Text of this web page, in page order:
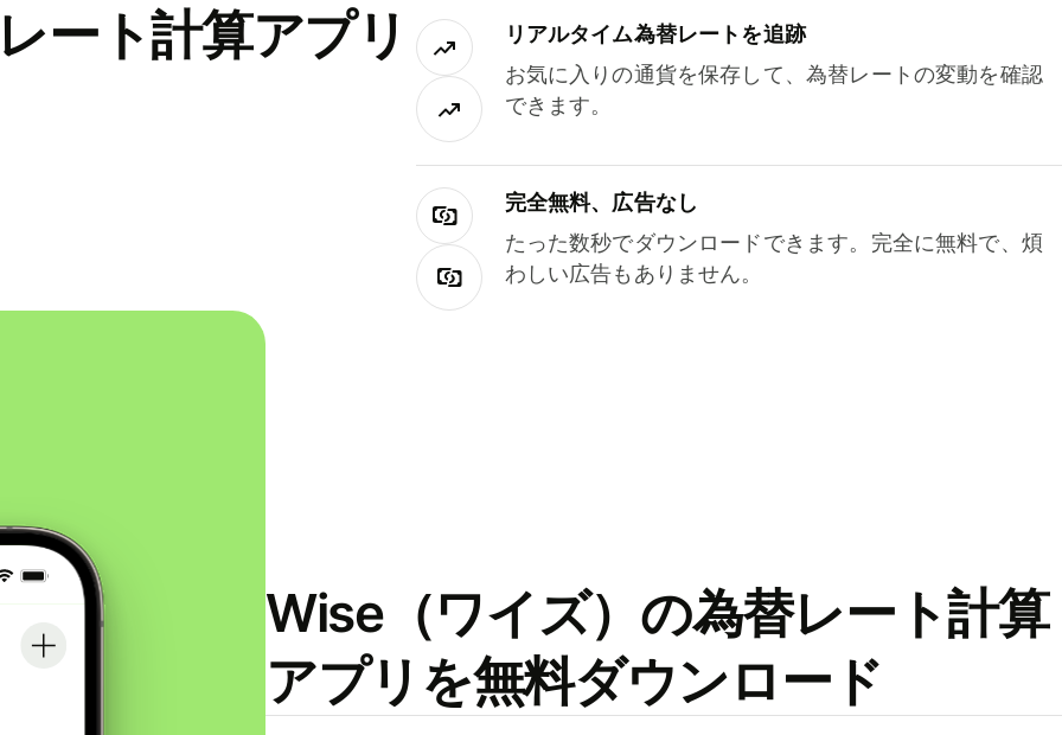
ート計算アプリ
リアルタイム為替レートを追跡
お気に入りの通貨を保存して、為替レートの変動を確認
できます。
完全無料、広告なし
たった数秒でダウンロードできます。完全に無料で、煩
わしい広告もありません。
Wise（ワイズ）の為替レート計算
アプリを無料ダウンロード